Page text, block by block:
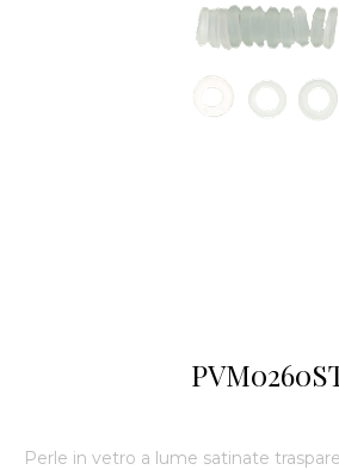
Perle in vetro a lume satinate